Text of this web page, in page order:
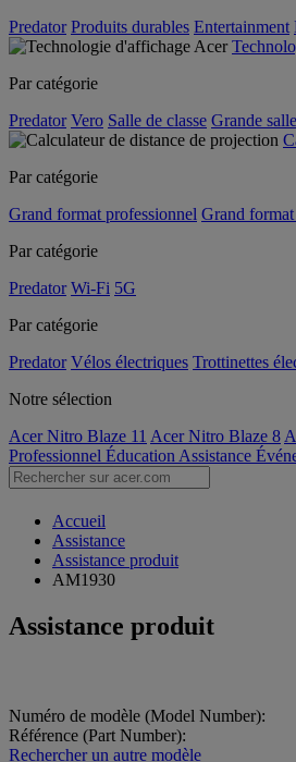
Predator Produits durables Entertainment
Par catégorie
Predator Vero Salle de classe Grande salle
Par catégorie
Grand format professionnel Grand
Par catégorie
Predator Wi-Fi 5G
Par catégorie
Predator Vélos électriques Trottinettes
Notre sélection
Acer Nitro Blaze 11 Acer Nitro Blaze 8
Professionnel Éducation Assistance
Accueil
Assistance
Assistance produit
AM1930
Assistance produit
Numéro de modèle (Model Number):
Référence (Part Number):
Rechercher un autre modèle